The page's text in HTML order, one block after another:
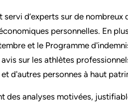
d’experts sur de
personnelles. En
et le Programme
sur les athlètes
d'autres personnes à haut
des analyses motivées,